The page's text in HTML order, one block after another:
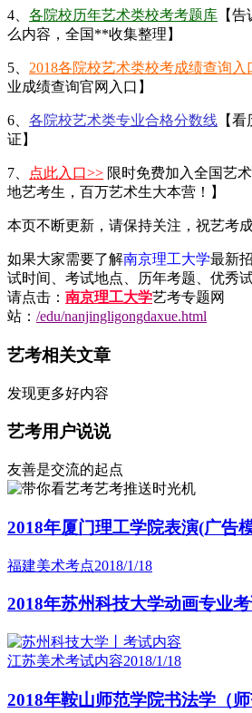
4、 各院校历年艺术类校考考题库 【
么内容，全国**收集整理】
5、 2018各院校艺术类校考成绩查询入
业成绩查询官网入口】
6、 各院校艺术类专业合格分数线 【
证】
7、 点此入口>> 限时免费加入全国艺
地艺考生，百万艺术生大本营！】
本页不断更新，请保持关注，祝艺考成
如果大家需要了解南京理工大学最新
试时间、考试地点、历年考题、优秀
请点击： 南京理工大学艺考专题网
站： /edu/nanjingligongdaxue.html
艺考相关文章
发现更多好内容
艺考用户说说
友善是交流的起点
艺考推送时光机
2018年厦门理工学院表演(广告
福建美术考点2018/1/18
2018年苏州科技大学动画专业
江苏美术考试内容2018/1/18
2018年鞍山师范学院书法学（